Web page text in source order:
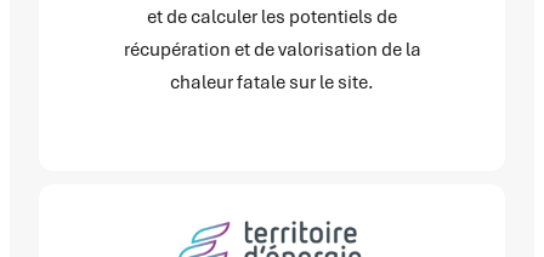
et de calculer les potentiels de
récupération et de valorisation de la
chaleur fatale sur le site.